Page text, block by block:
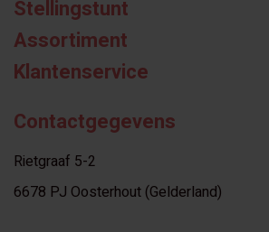
Stellingstunt
Assortiment
Klantenservice
Contactgegevens
Rietgraaf 5-2
6678 PJ Oosterhout (Gelderland)